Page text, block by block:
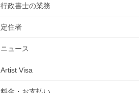
行政書士の業務
定住者
ニュース
Artist Visa